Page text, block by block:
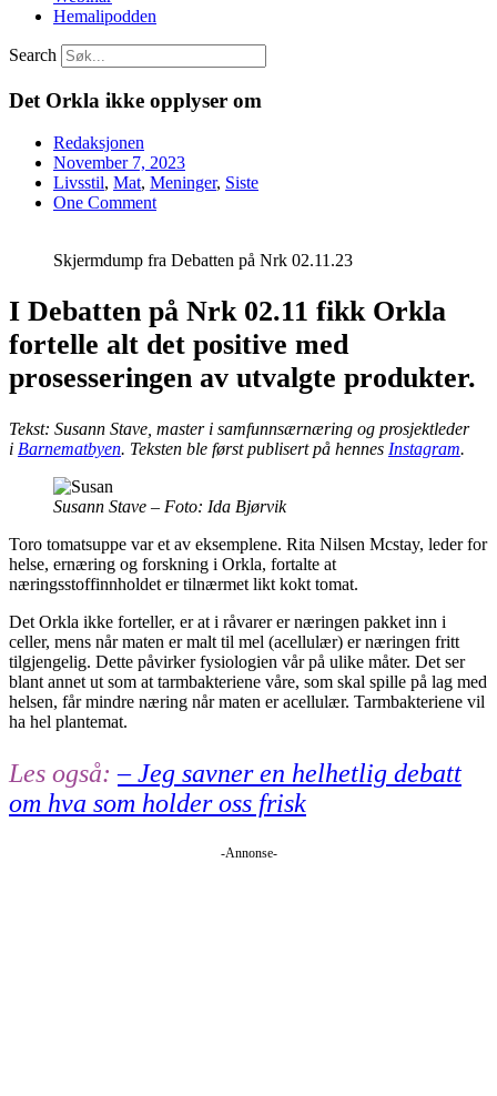
Hemalipodden
Search
Det Orkla ikke opplyser om
Redaksjonen
November 7, 2023
Livsstil, Mat, Meninger, Siste
One Comment
Skjermdump fra Debatten på Nrk 02.11.23
I Debatten på Nrk 02.11 fikk Orkla
fortelle alt det positive med
prosesseringen av utvalgte produkter.
Tekst: Susann Stave, master i samfunnsærnæring og prosjektleder
i Barnematbyen. Teksten ble først publisert på hennes Instagram.
Susann Stave – Foto: Ida Bjørvik
Toro tomatsuppe var et av eksemplene. Rita Nilsen Mcstay, leder for
helse, ernæring og forskning i Orkla, fortalte at
næringsstoffinnholdet er tilnærmet likt kokt tomat.
Det Orkla ikke forteller, er at i råvarer er næringen pakket inn i
celler, mens når maten er malt til mel (acellulær) er næringen fritt
tilgjengelig. Dette påvirker fysiologien vår på ulike måter. Det ser
blant annet ut som at tarmbakteriene våre, som skal spille på lag med
helsen, får mindre næring når maten er acellulær. Tarmbakteriene vil
ha hel plantemat.
Les også:– Jeg savner en helhetlig debatt
om hva som holder oss frisk
-Annonse-